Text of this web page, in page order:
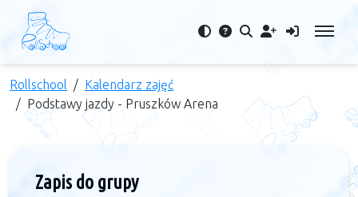
Rollschool
Kalendarz zajęć
Podstawy jazdy - Pruszków Arena
Zapis do grupy